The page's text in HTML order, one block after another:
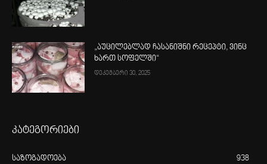
„აუცილებლად ჩასანიშნი რეცეპტი, ვინც
ხართ სოფელში“
დეკემბერი 30, 2025
კატეგორიები
საზოგადოება 938